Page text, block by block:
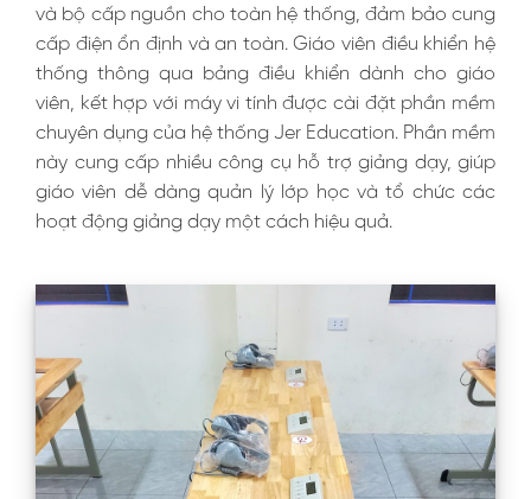
và bộ cấp nguồn cho toàn hệ thống, đảm bảo cung
cấp điện ổn định và an toàn. Giáo viên điều khiển hệ
thống thông qua bảng điều khiển dành cho giáo
viên, kết hợp với máy vi tính được cài đặt phần mềm
chuyên dụng của hệ thống Jer Education. Phần mềm
này cung cấp nhiều công cụ hỗ trợ giảng dạy, giúp
giáo viên dễ dàng quản lý lớp học và tổ chức các
hoạt động giảng dạy một cách hiệu quả.